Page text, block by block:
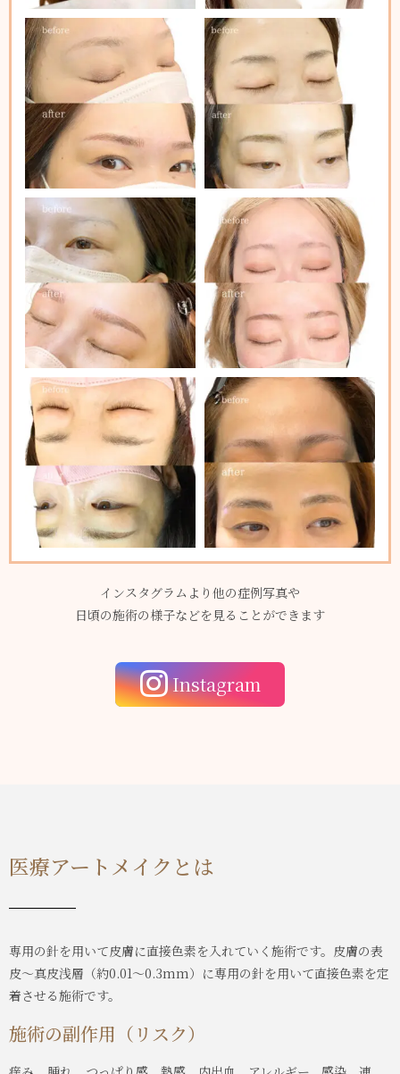
インスタグラムより他の症例写真や
日頃の施術の様子などを見ることができます
Instagram
医療アートメイクとは
専用の針を用いて皮膚に直接色素を入れていく施術です。皮膚の表
皮～真皮浅層（約0.01～0.3mm）に専用の針を用いて直接色素を定
着させる施術です。
施術の副作用（リスク）